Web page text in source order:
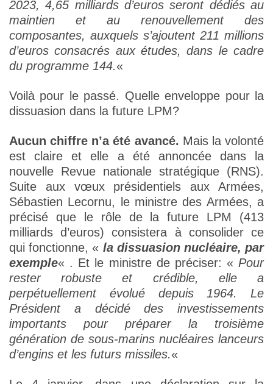
2023, 4,65 milliards d’euros seront dédiés au
maintien et au renouvellement des
composantes, auxquels s’ajoutent 211 millions
d’euros consacrés aux études, dans le cadre
du programme 144.«
Voilà pour le passé. Quelle enveloppe pour la
dissuasion dans la future LPM?
Aucun chiffre n’a été avancé. Mais la volonté
est claire et elle a été annoncée dans la
nouvelle Revue nationale stratégique (RNS).
Suite aux vœux présidentiels aux Armées,
Sébastien Lecornu, le ministre des Armées, a
précisé que le rôle de la future LPM (413
milliards d’euros) consistera à consolider ce
qui fonctionne, « la dissuasion nucléaire, par
exemple« . Et le ministre de préciser: « Pour
rester robuste et crédible, elle a
perpétuellement évolué depuis 1964. Le
Président a décidé des investissements
importants pour préparer la troisième
génération de sous-marins nucléaires lanceurs
d’engins et les futurs missiles.«